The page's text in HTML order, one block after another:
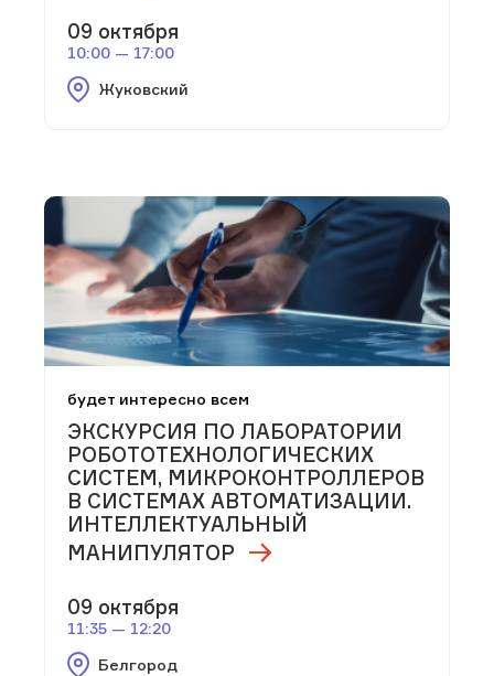
09 октября
10:00 — 17:00
Жуковский
будет интересно всем
ЭКСКУРСИЯ ПО ЛАБОРАТОРИИ
РОБОТОТЕХНОЛОГИЧЕСКИХ
СИСТЕМ, МИКРОКОНТРОЛЛЕРОВ
В СИСТЕМАХ АВТОМАТИЗАЦИИ.
ИНТЕЛЛЕКТУАЛЬНЫЙ
МАНИПУЛЯТОР
09 октября
11:35 — 12:20
Белгород